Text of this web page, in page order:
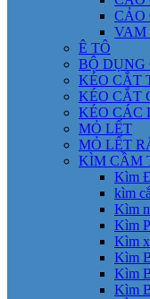
CẢO
VAM
Ê TÔ
BỘ
KÉO CẮT
KÉO CẮT
KÉO CÁC
MỎ LẾT
MỎ LẾT
KÌM CẦM
Kìm
kìm
Kìm
Kìm
Kìm
Kìm
Kìm
Kìm